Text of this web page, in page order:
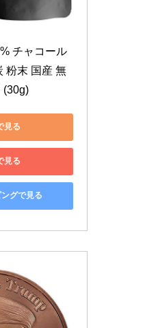
チャコール
粉末 国産 無
(30g)
見る
見る
グで見る